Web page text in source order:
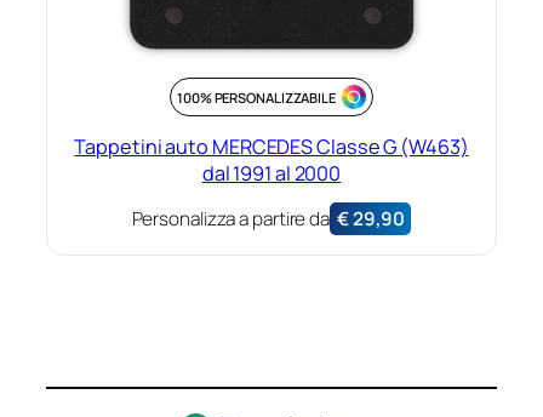
100% PERSONALIZZABILE
Tappetini auto MERCEDES Classe G (W463)
dal 1991 al 2000
Personalizza a partire da €29,90